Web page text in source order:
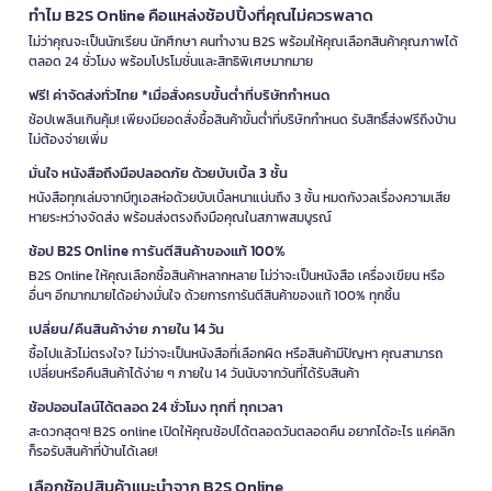
ทำไม B2S Online คือแหล่งช้อปปิ้งที่คุณไม่ควรพลาด
ไม่ว่าคุณจะเป็นนักเรียน นักศึกษา คนทำงาน B2S พร้อมให้คุณเลือกสินค้าคุณภาพได้
ตลอด 24 ชั่วโมง พร้อมโปรโมชั่นและสิทธิพิเศษมากมาย
ฟรี! ค่าจัดส่งทั่วไทย *เมื่อสั่งครบขั้นต่ำที่บริษัทกำหนด
ช้อปเพลินเกินคุ้ม! เพียงมียอดสั่งซื้อสินค้าขั้นต่ำที่บริษัทกำหนด รับสิทธิ์ส่งฟรีถึงบ้าน
ไม่ต้องจ่ายเพิ่ม
มั่นใจ หนังสือถึงมือปลอดภัย ด้วยบับเบิ้ล 3 ชั้น
หนังสือทุกเล่มจากบีทูเอสห่อด้วยบับเบิ้ลหนาแน่นถึง 3 ชั้น หมดกังวลเรื่องความเสีย
หายระหว่างจัดส่ง พร้อมส่งตรงถึงมือคุณในสภาพสมบูรณ์
ช้อป B2S Online การันตีสินค้าของแท้ 100%
B2S Online ให้คุณเลือกซื้อสินค้าหลากหลาย ไม่ว่าจะเป็นหนังสือ เครื่องเขียน หรือ
อื่นๆ อีกมากมายได้อย่างมั่นใจ ด้วยการการันตีสินค้าของแท้ 100% ทุกชิ้น
เปลี่ยน/คืนสินค้าง่าย ภายใน 14 วัน
ซื้อไปแล้วไม่ตรงใจ? ไม่ว่าจะเป็นหนังสือที่เลือกผิด หรือสินค้ามีปัญหา คุณสามารถ
เปลี่ยนหรือคืนสินค้าได้ง่าย ๆ ภายใน 14 วันนับจากวันที่ได้รับสินค้า
ช้อปออนไลน์ได้ตลอด 24 ชั่วโมง ทุกที่ ทุกเวลา
สะดวกสุดๆ! B2S online เปิดให้คุณช้อปได้ตลอดวันตลอดคืน อยากได้อะไร แค่คลิก
ก็รอรับสินค้าที่บ้านได้เลย!
เลือกช้อปสินค้าแนะนำจาก B2S Online